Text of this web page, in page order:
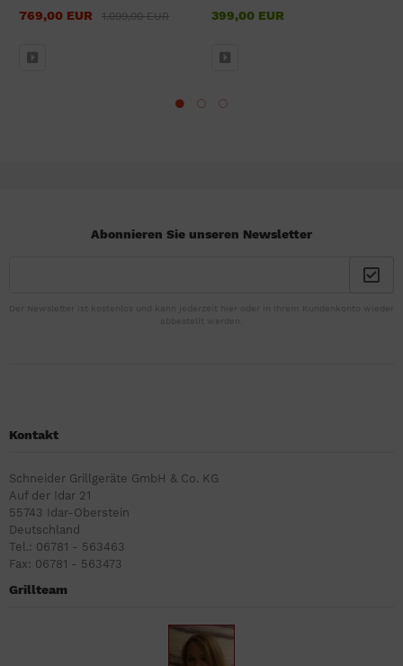
769,00 EUR 1.099,00 EUR 399,00 EUR
Abonnieren Sie unseren Newsletter
Der Newsletter ist kostenlos und kann jederzeit hier oder in Ihrem Kundenkonto wieder
abbestellt werden.
Kontakt
Schneider Grillgeräte GmbH & Co. KG
Auf der Idar 21
55743 Idar-Oberstein
Deutschland
Tel.: 06781 - 563463
Fax: 06781 - 563473
Grillteam